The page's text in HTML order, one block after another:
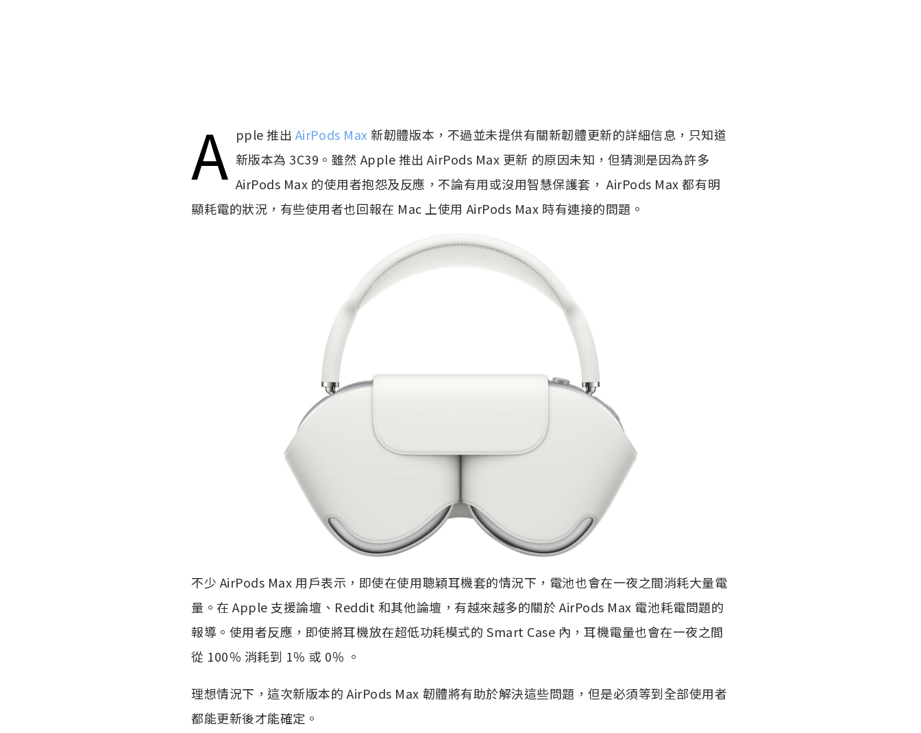
A pple 推出 AirPods Max新韌體版本，不過並未提供有關新韌體更新的詳細信息，只知道
新版本為 3C39。雖然 Apple 推出 AirPods Max 更新 的原因未知，但猜測是因為許多
AirPods Max 的使用者抱怨及反應，不論有用或沒用智慧保護套， AirPods Max 都有明
顯耗電的狀況，有些使用者也回報在 Mac 上使用 AirPods Max 時有連接的問題。
不少 AirPods Max 用戶表示，即使在使用聰穎耳機套的情況下，電池也會在一夜之間消耗大量電
量。在 Apple 支援論壇、Reddit 和其他論壇，有越來越多的關於 AirPods Max 電池耗電問題的
報導。使用者反應，即使將耳機放在超低功耗模式的 Smart Case 內，耳機電量也會在一夜之間
從 100％ 消耗到 1％ 或 0％ 。
理想情況下，這次新版本的 AirPods Max 韌體將有助於解決這些問題，但是必須等到全部使用者
都能更新後才能確定。